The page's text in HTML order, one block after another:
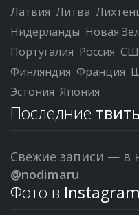
Латвия Литва
Нидерланды Новая
Португалия Россия
Финляндия Франция
Эстония Япония
Последние
Свежие записи — в
@nodimaru
Фото в Instagram